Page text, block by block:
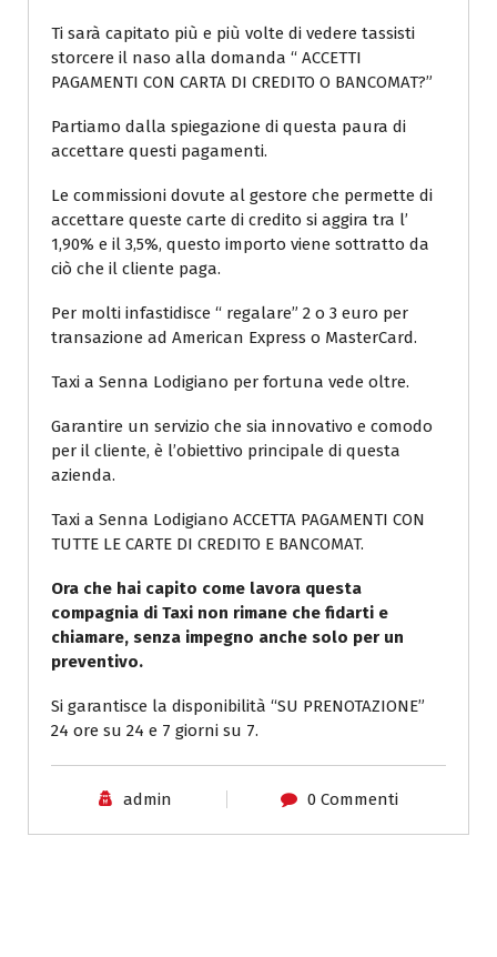
Ti sarà capitato più e più volte di vedere tassisti
storcere il naso alla domanda “ ACCETTI
PAGAMENTI CON CARTA DI CREDITO O BANCOMAT?”
Partiamo dalla spiegazione di questa paura di
accettare questi pagamenti.
Le commissioni dovute al gestore che permette di
accettare queste carte di credito si aggira tra l’
1,90% e il 3,5%, questo importo viene sottratto da
ciò che il cliente paga.
Per molti infastidisce “ regalare” 2 o 3 euro per
transazione ad American Express o MasterCard.
Taxi a Senna Lodigiano per fortuna vede oltre.
Garantire un servizio che sia innovativo e comodo
per il cliente, è l’obiettivo principale di questa
azienda.
Taxi a Senna Lodigiano ACCETTA PAGAMENTI CON
TUTTE LE CARTE DI CREDITO E BANCOMAT.
Ora che hai capito come lavora questa
compagnia di Taxi non rimane che fidarti e
chiamare, senza impegno anche solo per un
preventivo.
Si garantisce la disponibilità “SU PRENOTAZIONE”
24 ore su 24 e 7 giorni su 7.
admin 0 Commenti